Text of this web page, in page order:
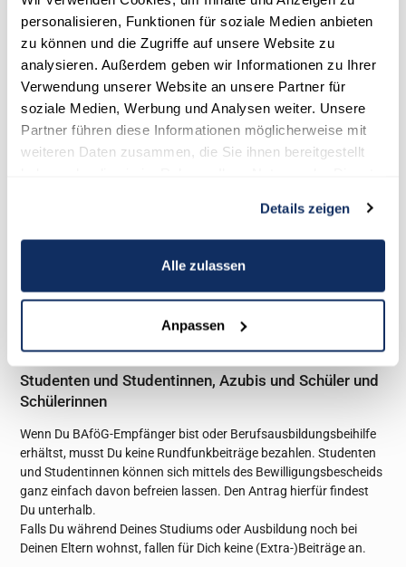
personalisieren, Funktionen für soziale Medien anbieten
zu können und die Zugriffe auf unsere Website zu
analysieren. Außerdem geben wir Informationen zu Ihrer
Verwendung unserer Website an unsere Partner für
soziale Medien, Werbung und Analysen weiter. Unsere
Partner führen diese Informationen möglicherweise mit
weiteren Daten zusammen, die Sie ihnen bereitgestellt
Details zeigen
Alle zulassen
Anpassen
Zudem gibt es für Menschen mit Behinderungen die Möglichkeit
einen geminderten Beitragssatz zu beantragen. Ebenfalls können
hör- und sehgeschädigte Personen vom Rundfunkbeitrag befreit
werden oder zumindest teilweise erlassen bekommen. Dafür
muss ein Schwerbehindertenausweis mit dem Merkzeichen “RF”
(Befreiung Rundfunkbeitrag) vorliegen.
Singles, Familien und Wohngemeinschaften
fällig. Das bedeutet, wenn Du in einer Wohngemeinschaft wohnst,
viele Personen dort wohnen.
Wenn Du mit jemanden zusammenziehst und Ihr beide bereits ein
Beitragskonto Euer gemeinsamer Haushalt zukünftig
abgerechnet werden soll. Das nicht genutzte Beitragskonto kann
Studenten und Studentinnen, Azubis und Schüler und
Schülerinnen
Wenn Du BAföG-Empfänger bist oder Berufsausbildungsbeihilfe
erhältst, musst Du keine Rundfunkbeiträge bezahlen. Studenten
und Studentinnen können sich mittels des Bewilligungsbescheids
ganz einfach davon befreien lassen. Den Antrag hierfür findest
Du unterhalb.
Falls Du während Deines Studiums oder Ausbildung noch bei
Deinen Eltern wohnst, fallen für Dich keine (Extra-)Beiträge an.